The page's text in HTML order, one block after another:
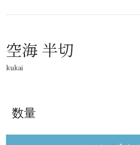
空海 半切
kukai
数量